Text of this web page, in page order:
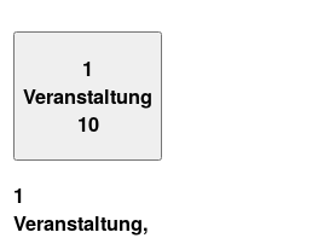
1
Veranstaltung
10
1
Veranstaltung,